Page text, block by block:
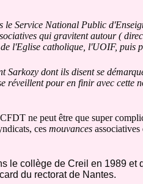
Service National Public
qui gravitent autour (
l'Eglise catholique, l'UOIF, puis
Sarkozy dont ils disent se
réveillent pour en finir avec cette
ne peut être que super
ces mouvancesassociatives
le collège de Creil en 1989 et
du rectorat de Nantes.